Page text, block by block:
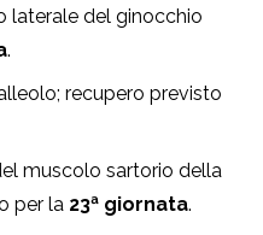
laterale del ginocchio
.
recupero previsto
muscolo sartorio della
per la 23ª giornata.